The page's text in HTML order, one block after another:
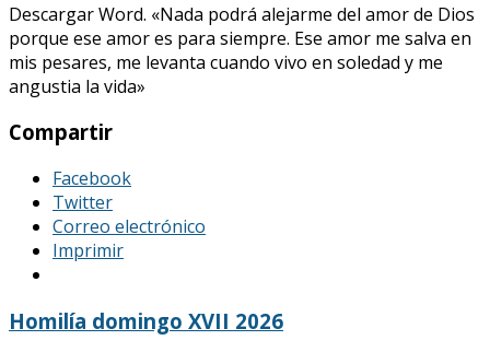
Descargar Word. «Nada podrá alejarme del amor de Dios
porque ese amor es para siempre. Ese amor me salva en
mis pesares, me levanta cuando vivo en soledad y me
angustia la vida»
Compartir
Facebook
Twitter
Correo electrónico
Imprimir
Homilía domingo XVII 2026